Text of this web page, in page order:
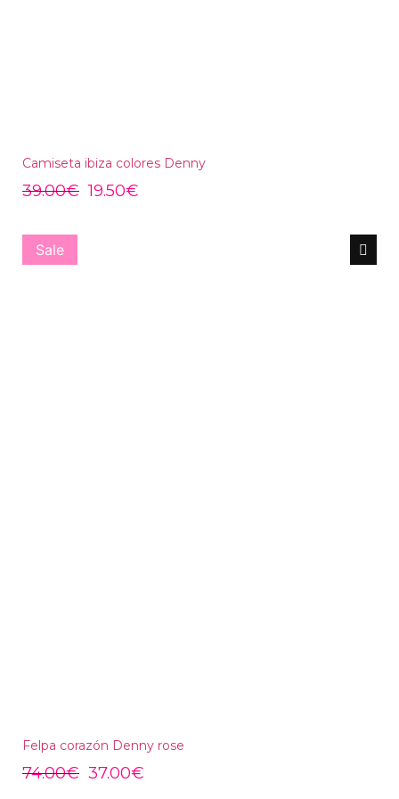
Camiseta ibiza colores Denny
39.00€ 19.50€
Sale
Felpa corazón Denny rose
74.00€ 37.00€